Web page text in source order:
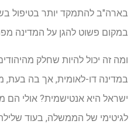
בארה"ב להתמקד יותר בטיפול
במקום פשוט להגן על המדינה
ומה זה יכול להיות שחלק
במדינה דו-לאומית, אך בה בעת,
ישראל היא אנטישמית? אולי הם
לגיטימי של הממשלה, בעוד